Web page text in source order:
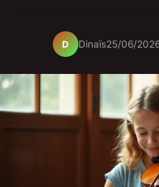
D Dinaïs25/06/